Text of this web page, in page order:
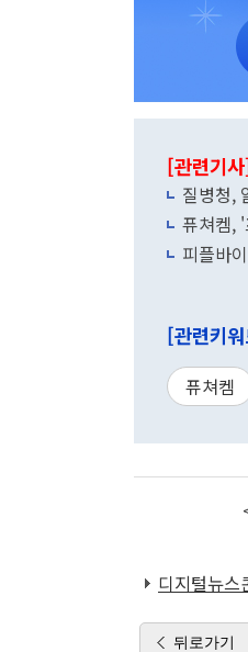
[관련기
질병청,
퓨쳐켐,
피플바
[관련키
퓨쳐켐
디지털뉴스
뒤로가기